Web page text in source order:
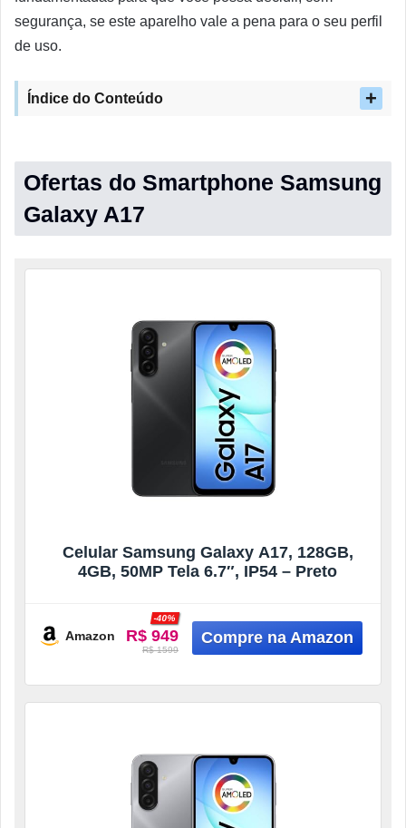
segurança, se este aparelho vale a pena para o seu perfil
de uso.
Índice do Conteúdo
Ofertas do Smartphone Samsung
Galaxy A17
Celular Samsung Galaxy A17, 128GB,
4GB, 50MP Tela 6.7″, IP54 – Preto
Amazon R$ 949
-40%
R$ 1599